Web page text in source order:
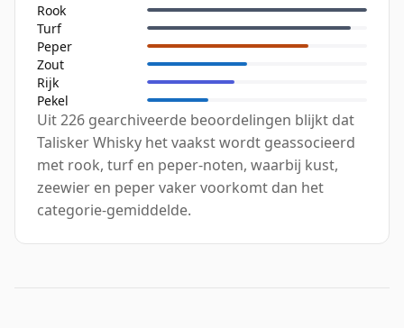
Rook
Turf
Peper
Zout
Rijk
Pekel
Uit 226 gearchiveerde beoordelingen blijkt dat
Talisker Whisky het vaakst wordt geassocieerd
met rook, turf en peper-noten, waarbij kust,
zeewier en peper vaker voorkomt dan het
categorie-gemiddelde.